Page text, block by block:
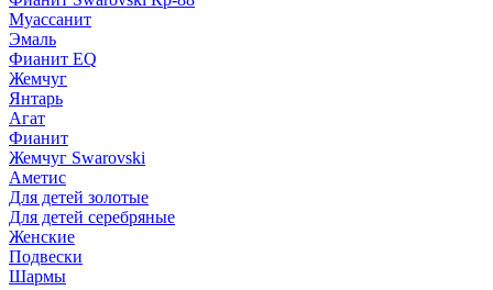
Муассанит
Эмаль
Фианит EQ
Жемчуг
Янтарь
Агат
Фианит
Жемчуг Swarovski
Аметис
Для детей золотые
Для детей серебряные
Женские
Подвески
Шармы